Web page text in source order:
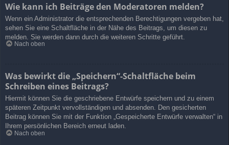
Wie kann ich Beiträge den Moderatoren melden?
Wenn ein Administrator die entsprechenden Berechtigungen vergeben hat,
sehen Sie eine Schaltfläche in der Nähe des Beitrags, um diesen zu
melden. Sie werden dann durch die weiteren Schritte geführt.
Nach oben
Was bewirkt die „Speichern“-Schaltfläche beim
Schreiben eines Beitrags?
Hiermit können Sie die geschriebene Entwürfe speichern und zu einem
späteren Zeitpunkt vervollständigen und absenden. Den gesicherten
Beitrag können Sie mit der Funktion „Gespeicherte Entwürfe verwalten“ in
Ihrem persönlichen Bereich erneut laden.
Nach oben